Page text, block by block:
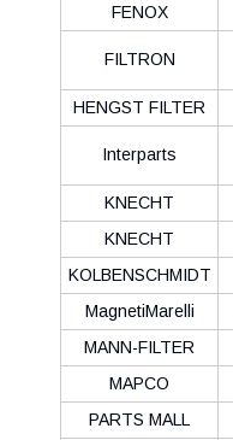
FENOX
FILTRON
HENGST FILTER
Interparts
KNECHT
KNECHT
KOLBENSCHMIDT
MagnetiMarelli
MANN-FILTER
MAPCO
PARTS MALL